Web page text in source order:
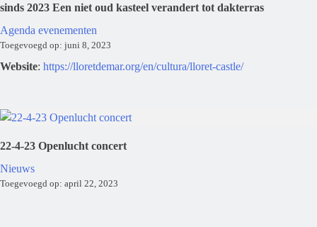
sinds 2023 Een niet oud kasteel verandert tot dakterras
Agenda evenementen
Toegevoegd op: juni 8, 2023
Website: https://lloretdemar.org/en/cultura/lloret-castle/
22-4-23 Openlucht concert
Nieuws
Toegevoegd op: april 22, 2023